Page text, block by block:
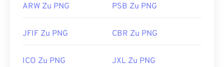
ARW Zu PNG PSB Zu PNG
JFIF Zu PNG CBR Zu PNG
ICO Zu PNG JXL Zu PNG